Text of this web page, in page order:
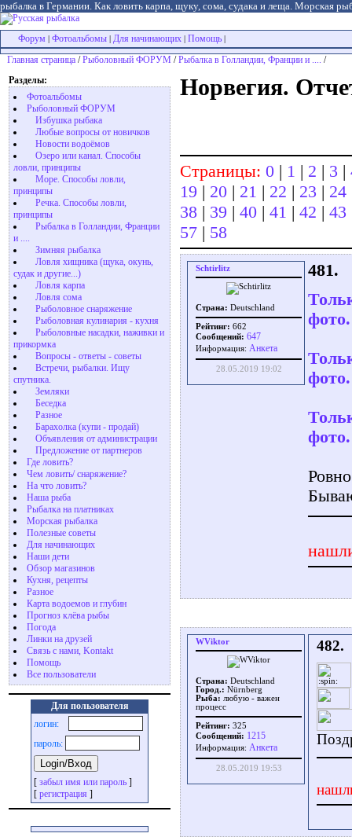
рыбалка в Германии. Как ловить карпа, щуку, сома, судака и леща. Морская
Форум Фотоальбомы Для начинающих Помощь
Главная страница /Рыболовный ФОРУМ /Рыбалка в Голландии, Франции и .... /
Разделы:
Фотоальбомы
Рыболовный ФОРУМ
Избушка рыбака
Любые вопросы от новичков
Новости водоёмов
Озеро или канал. Способы
ловли, принципы
Море. Способы ловли,
принципы
Речка. Способы ловли,
принципы
Рыбалка в Голландии, Франции
и ....
Зимняя рыбалка
Ловля хищника (щука, окунь,
судак и другие...)
Ловля карпа
Ловля сома
Рыболовное снаряжение
Рыболовная кулинария - кухня
Рыболовные насадки, наживки и
прикормка
Вопросы - ответы - советы
Встречи, рыбалки. Ищу
спутника.
Земляки
Беседка
Разное
Барахолка (купи - продай)
Объявления от администрации
Предложение от партнеров
Где ловить?
Чем ловить/ снаряжение?
На что ловить?
Наша рыба
Рыбалка на платниках
Морская рыбалка
Полезные советы
Для начинающих
Наши дети
Обзор магазинов
Кухня, рецепты
Разное
Карта водоемов и глубин
Прогноз клёва рыбы
Погода
Линки на друзей
Связь с нами, Kontakt
Помощь
Все пользователи
Для пользователя
логин:
пароль:
[ забыл имя или пароль ]
[ регистрация ]
Норвегия.
Страницы: 0 | 1 | 2 | 3 |
19 | 20 | 21 | 22 | 23 | 24
38 | 39 | 40 | 41 | 42 | 43
57 | 58
Schtirlitz
Страна: Deutschland
Рейтинг: 662
Сообщений: 647
Информация: Aнкета
28.05.2019 19:02
481.
фото.
фото.
фото.
WViktor
Страна: Deutschland
Город.: Nürnberg
Рыба: любую - важен
процесс
Рейтинг: 325
Сообщений: 1215
Информация: Aнкета
28.05.2019 19:53
482.